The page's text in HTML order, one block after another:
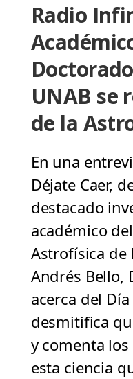
Radio
UNAB se
de la
En una
Déjate Caer,
destacado
académico
Astrofísica de
Andrés Bello,
acerca del
desmitifica
y comenta
esta ciencia